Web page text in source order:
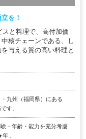
を！
と料理で、高付加価
核チェーンである、し
与える質の高い料理と
九州（福岡県）にある
す。
・年齢・能力を充分考慮
...